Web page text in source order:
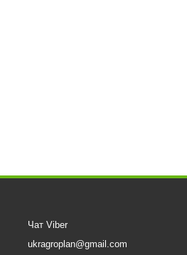
Чат Viber
ukragroplan@gmail.com